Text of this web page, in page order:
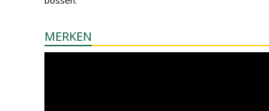
MERKEN